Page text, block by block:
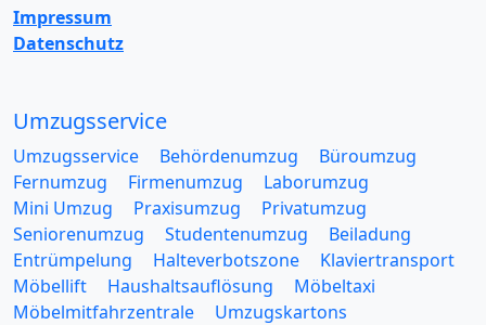
Impressum
Datenschutz
Umzugsservice
Umzugsservice Behördenumzug
Büroumzug
Fernumzug
Firmenumzug
Laborumzug
Mini Umzug
Praxisumzug
Privatumzug
Seniorenumzug
Studentenumzug
Beiladung
Entrümpelung
Halteverbotszone
Klaviertransport
Möbellift
Haushaltsauflösung
Möbeltaxi
Möbelmitfahrzentrale
Umzugskartons